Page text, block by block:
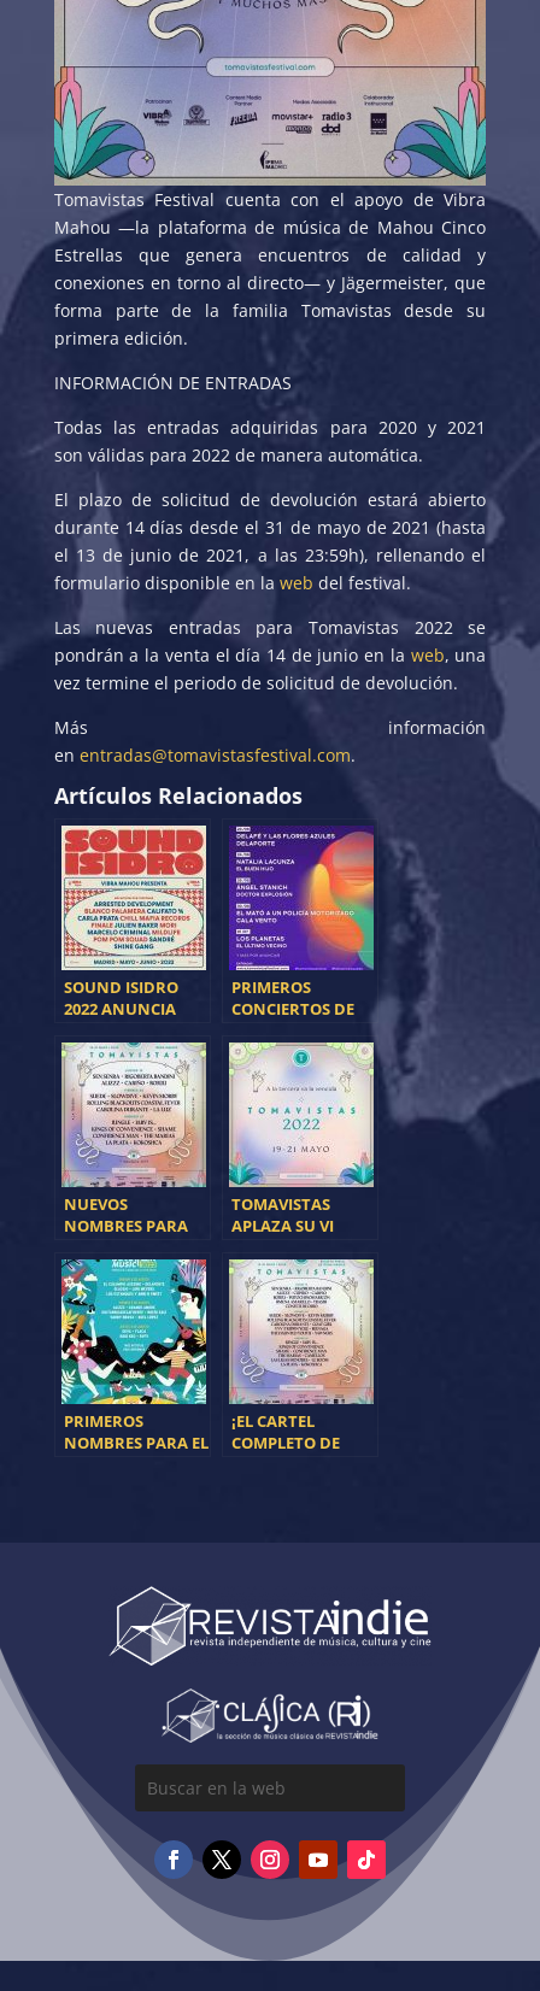
Tomavistas Festival cuenta con el apoyo de Vibra
Mahou —la plataforma de música de Mahou Cinco
Estrellas que genera encuentros de calidad y
conexiones en torno al directo— y Jägermeister, que
forma parte de la familia Tomavistas desde su
primera edición.
INFORMACIÓN DE ENTRADAS
Todas las entradas adquiridas para 2020 y 2021
son válidas para 2022 de manera automática.
El plazo de solicitud de devolución estará abierto
durante 14 días desde el 31 de mayo de 2021 (hasta
el 13 de junio de 2021, a las 23:59h), rellenando el
formulario disponible en la web del festival.
Las nuevas entradas para Tomavistas 2022 se
pondrán a la venta el día 14 de junio en la web, una
vez termine el periodo de solicitud de devolución.
Más información
en entradas@tomavistasfestival.com.
Artículos Relacionados
SOUND ISIDRO
2022 ANUNCIA
NOMBRES
PRIMEROS
CONCIERTOS DE
EXTRA 2022
NUEVOS
NOMBRES PARA
TOMAVISTAS
APLAZA SU VI
PRIMEROS
NOMBRES PARA EL
¡EL CARTEL
COMPLETO DE